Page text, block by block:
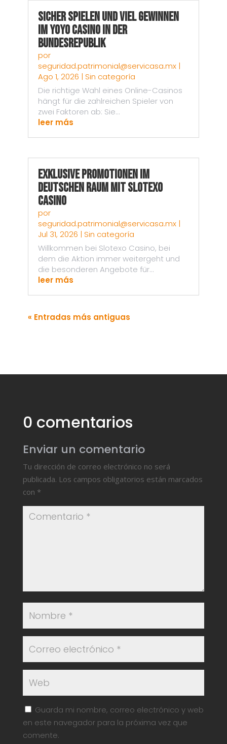
Sicher spielen und viel gewinnen
im Yoyo Casino in der
Bundesrepublik
por
seguridad.patrimonial@servicasa.mx|
Ago 1, 2026 | Sin categoría
Die richtige Wahl eines Online-Casinos
hängt für die zahlreichen Spieler von
zwei Faktoren ab: Sie...
leer más
Exklusive Promotionen im
deutschen Raum mit Slotexo
Casino
por
seguridad.patrimonial@servicasa.mx|
Jul 31, 2026 | Sin categoría
Willkommen bei Slotexo Casino, bei
dem die Aktion immer weitergeht und
die besonderen Angebote für...
leer más
« Entradas más antiguas
0 comentarios
Enviar un comentario
Tu dirección de correo electrónico no será
publicada. Los campos obligatorios están marcados
con *
Guarda mi nombre, correo electrónico y web
en este navegador para la próxima vez que
comente.